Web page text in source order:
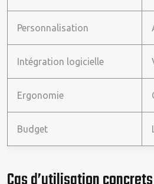
Personnalisation
Intégration logicielle
Ergonomie
Budget